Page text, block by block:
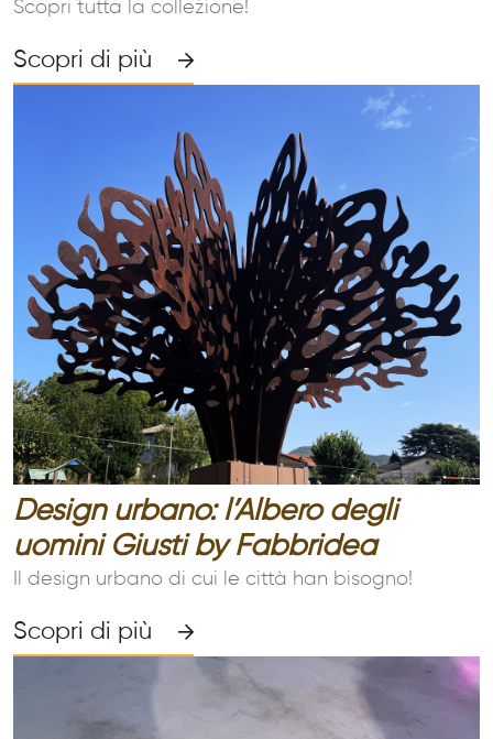
Scopri tutta la collezione!
Scopri di più
Design urbano: l’Albero degli
uomini Giusti by Fabbridea
Il design urbano di cui le città han bisogno!
Scopri di più